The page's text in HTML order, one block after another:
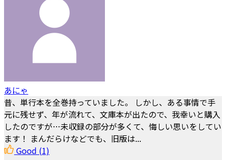
あにゃ
昔、単行本を全巻持っていました。 しかし、ある事情で手
元に残せず、年が流れて、文庫本が出たので、我幸いと購入
したのですが…未収録の部分が多くて、悔しい思いをしてい
ます！ まんだらけなどでも、旧版は...
Good (1)